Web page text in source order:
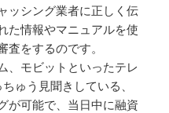
ッシング業者に正しく伝
た情報やマニュアルを使
をするのです。
、モビットといったテレ
ゅう見聞きしている、
が可能で、当日中に融資